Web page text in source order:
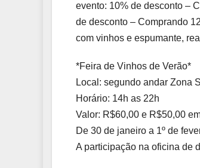
evento: 10% de desconto –
de desconto – Comprando
com vinhos e espumante,
*Feira de Vinhos de Verão*
Local: segundo andar Zona
Horário: 14h as 22h
Valor: R$60,00 e R$50,00
De 30 de janeiro a 1º de
A participação na oficina de